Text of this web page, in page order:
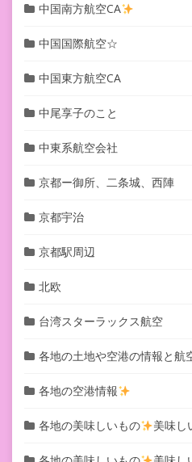
中国南方航空CA
中国国際航空☆
中国東方航空CA
中尾享子のこと
中東系航空会社
京都ー御所、二条城、西陣
京都宇治
京都駅周辺
北欧
台湾スターラックス航空
各地の土地や空港の情報と航
各地の空港情報
各地の美味しいもの 美味し